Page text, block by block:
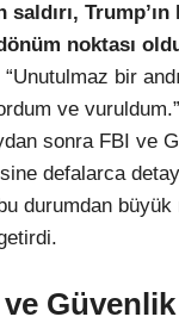
Trump’ın
noktası
“Unutulmaz bir
ve
sonra FBI ve
defalarca
durumdan
ve